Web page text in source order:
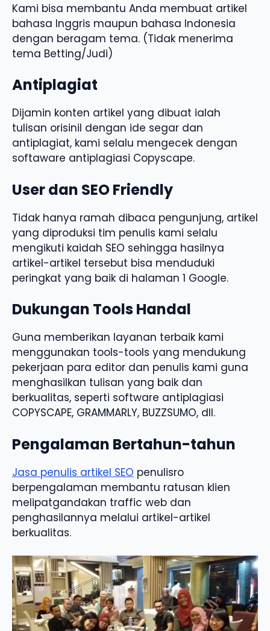
Kami bisa membantu Anda membuat artikel
bahasa Inggris maupun bahasa Indonesia
dengan beragam tema. (Tidak menerima
tema Betting/Judi)
Antiplagiat
Dijamin konten artikel yang dibuat ialah
tulisan orisinil dengan ide segar dan
antiplagiat, kami selalu mengecek dengan
softaware antiplagiasi Copyscape.
User dan SEO Friendly
Tidak hanya ramah dibaca pengunjung, artikel
yang diproduksi tim penulis kami selalu
mengikuti kaidah SEO sehingga hasilnya
artikel-artikel tersebut bisa menduduki
peringkat yang baik di halaman 1 Google.
Dukungan Tools Handal
Guna memberikan layanan terbaik kami
menggunakan tools-tools yang mendukung
pekerjaan para editor dan penulis kami guna
menghasilkan tulisan yang baik dan
berkualitas, seperti software antiplagiasi
COPYSCAPE, GRAMMARLY, BUZZSUMO, dll.
Pengalaman Bertahun-tahun
Jasa penulis artikel SEO penulisro
berpengalaman membantu ratusan klien
melipatgandakan traffic web dan
penghasilannya melalui artikel-artikel
berkualitas.